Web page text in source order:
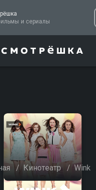
ТВ, фильмы и сериалы
/ Кинотеатр / Wink